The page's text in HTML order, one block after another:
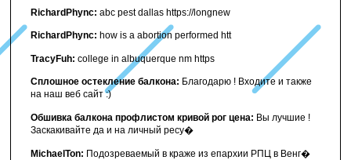
RichardPhync: abc pest dallas https://longnew
RichardPhync: how is a abortion performed htt
TracyFuh: college in albuquerque nm https
Сплошное остекление балкона: Благодарю ! Входите и также
на наш веб сайт :)
Обшивка балкона профлистом кривой рог цена: Вы лучшие !
Заскакивайте да и на личный ресу�
MichaelTon: Подозреваемый в краже из епархии РПЦ в Венг�